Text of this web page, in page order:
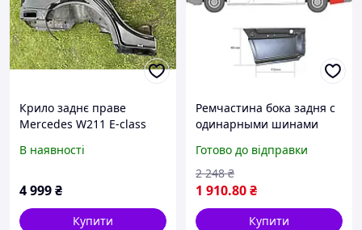
Крило заднє праве
Mercedes W211 E-class
В наявності
4 999₴
Купити
Ремчастина бока задня с
одинарными шинами
Sprinter 06-13
Готово до відправки
1 910.80₴
2 248 ₴
Купити